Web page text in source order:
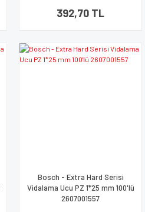
392,70 TL
Bosch - Extra Hard Serisi
Vidalama Ucu PZ 1*25 mm 100'lü
2607001557